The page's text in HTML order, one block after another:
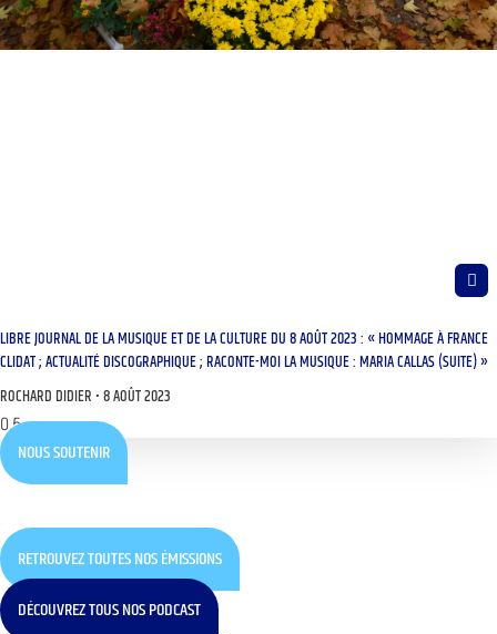
LIBRE JOURNAL DE LA MUSIQUE ET DE LA CULTURE DU 8 AOÛT 2023 : « HOMMAGE À FRANCE
CLIDAT ; ACTUALITÉ DISCOGRAPHIQUE ; RACONTE-MOI LA MUSIQUE : MARIA CALLAS (SUITE) »
ROCHARD DIDIER 8 AOÛT 2023
NOUS SOUTENIR
RETROUVEZ TOUTES NOS ÉMISSIONS
DÉCOUVREZ TOUS NOS PODCAST